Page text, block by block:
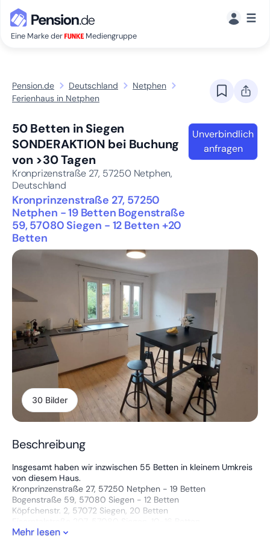
Eine Marke der Mediengruppe
☰
Pension.de Deutschland
Netphen
Ferienhaus in Netphen
50 Betten in Siegen
SONDERAKTION bei Buchung
von >30 Tagen
Kronprizenstraße 27, 57250 Netphen,
Deutschland
Kronprinzenstraße 27, 57250
Netphen - 19 Betten Bogenstraße
59, 57080 Siegen - 12 Betten +20
Betten
Unverbindlich
anfragen
30 Bilder
Beschreibung
Insgesamt haben wir inzwischen 55 Betten in kleinem Umkreis
von diesem Haus.
Kronprinzenstraße 27, 57250 Netphen - 19 Betten
Bogenstraße 59, 57080 Siegen - 12 Betten
Köpfchenstr. 2, 57072 Siegen, 20 Betten
Bitte prüfen Sie die Verfügbarkeit hier - Sie können dann gerne
Mehr lesen